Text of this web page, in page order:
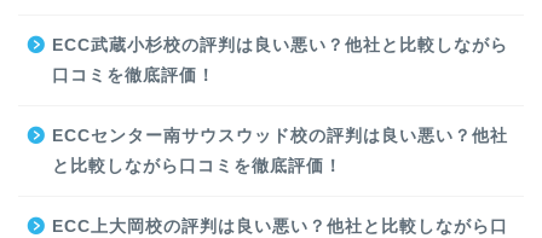
ECC武蔵小杉校の評判は良い悪い？他社と比較しながら
口コミを徹底評価！
ECCセンター南サウスウッド校の評判は良い悪い？他社
と比較しながら口コミを徹底評価！
ECC上大岡校の評判は良い悪い？他社と比較しながら口